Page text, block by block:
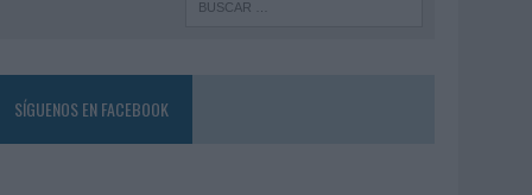
SÍGUENOS EN FACEBOOK